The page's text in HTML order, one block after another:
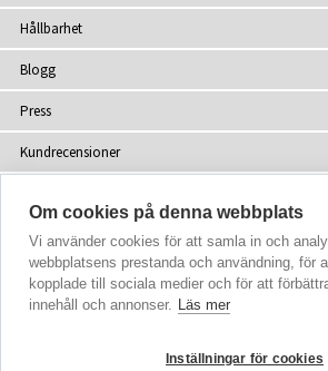
Hållbarhet
Blogg
Press
Kundrecensioner
Webbplatskarta
© 2002-2026 Tiffany Rose Ltd. Alla
Om cookies på denna webbplats
Vi använder cookies för att samla in och
webbplatsens prestanda och användning, för
kopplade till sociala medier och för att
innehåll och annonser. Läs mer
Inställningar för cookies